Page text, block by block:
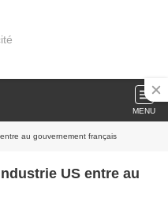
MENU
au gouvernement français
US entre au